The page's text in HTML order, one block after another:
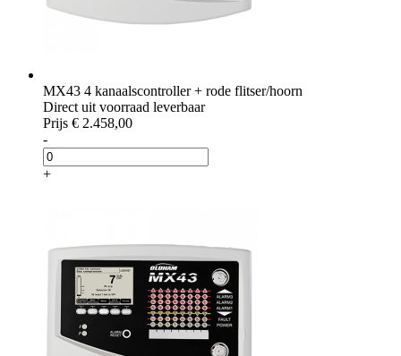
MX43 4 kanaalscontroller + rode flitser/hoorn
Direct uit voorraad leverbaar
Prijs € 2.458,00
-
+